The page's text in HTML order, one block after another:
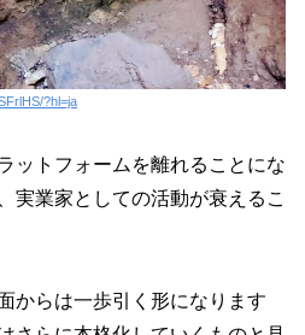
?hl=ja
ットフォームを離れることにな
実業家としての活動が衰えるこ
からは一歩引く形になります